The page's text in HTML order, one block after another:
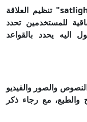
" تنظيم العلاقة
للمستخدمين تحدد
اليه يحدد بالقواعد
والصور والفيديو
والطبع، مع رجاء ذكر